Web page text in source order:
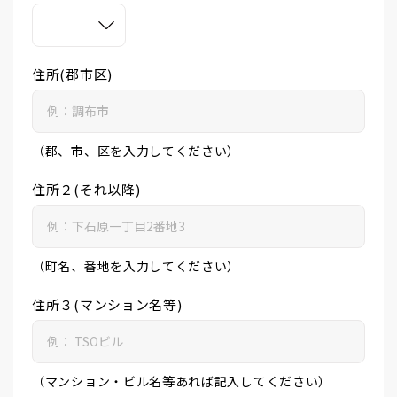
住所(郡市区)
（郡、市、区を入力してください）
住所２(それ以降)
（町名、番地を入力してください）
住所３(マンション名等)
（マンション・ビル名等あれば記入してください）